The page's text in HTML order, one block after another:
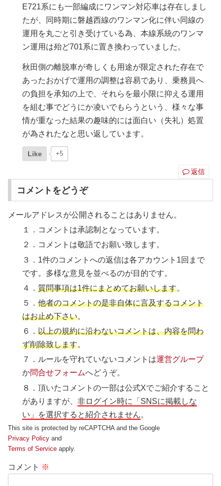
E721系にも一部編成にワンマン対応車は存在しまし
たが、同時期に磐越西線のワンマン化に伴い同線の
運用を丸ごと引き受けている為、本線系統のワンマ
ン運用は殆ど701系に置き換わっていました。
秋田側の離脱車が奇しくも用途が限定された存在で
あったおかげで運用の調整は容易であり、乗務員へ
の負担を承知の上で、それらを最小限に抑える運用
を組む事でどうにか凌いでもらうという、様々な事
情が重なった結果の趣味的には面白い（失礼）処置
が為されたなと思い返しています。
Like +5
返信
コメントをどうぞ
メールアドレスが公開されることはありません。
１．コメントは承認制となっています。
２．コメントは敬語でお願い致します。
３．1件のコメントへの返信は各アカウント1回まで
です。多様な意見を並べるのが目的です。
４．質問事項は1件にまとめてお願いします。
５．他者のコメントの是非自体に言及するコメント
はお止め下さい。
６．以上の規約に沿わないコメントは、内容を問わ
ず削除致します。
７．ルールを守れていないコメントは運営グループ
か問合せフォームへどうぞ。
８．頂いたコメントの一部は公式Xでご紹介すること
がありますが、非ログイン時に「SNSに掲載しな
い」を選択すると紹介されません。
This site is protected by reCAPTCHA and the Google
Privacy Policy and
Terms of Service apply.
コメント ※